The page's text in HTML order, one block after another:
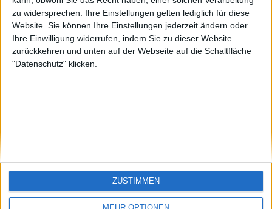
zu widersprechen. Ihre Einstellungen gelten lediglich für diese
Website. Sie können Ihre Einstellungen jederzeit ändern oder
Ihre Einwilligung widerrufen, indem Sie zu dieser Website
zurückkehren und unten auf der Webseite auf die Schaltfläche
"Datenschutz" klicken.
ZUSTIMMEN
Si vous êtes francophone, vous devriez aller
Join our American version now and be
among the firsts to submit your score
on our leaderboards!
Let's visit GeoHeroes.com!